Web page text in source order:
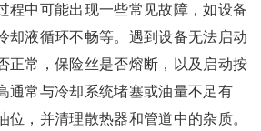
程中可能出现一些常见故障，如设备
却液循环不畅等。遇到设备无法启动
正常，保险丝是否熔断，以及启动按
通常与冷却系统堵塞或油量不足有
位，并清理散热器和管道中的杂质。